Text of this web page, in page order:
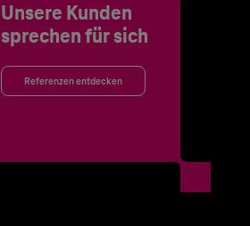
Unsere Kunden
sprechen für sich
Referenzen entdecken